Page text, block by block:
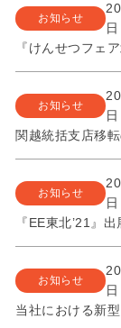
お知らせ
日
『けんせつフェ
お知らせ
日
関越統括支店移
お知らせ
日
『EE東北’21』
お知らせ
日
当社における新